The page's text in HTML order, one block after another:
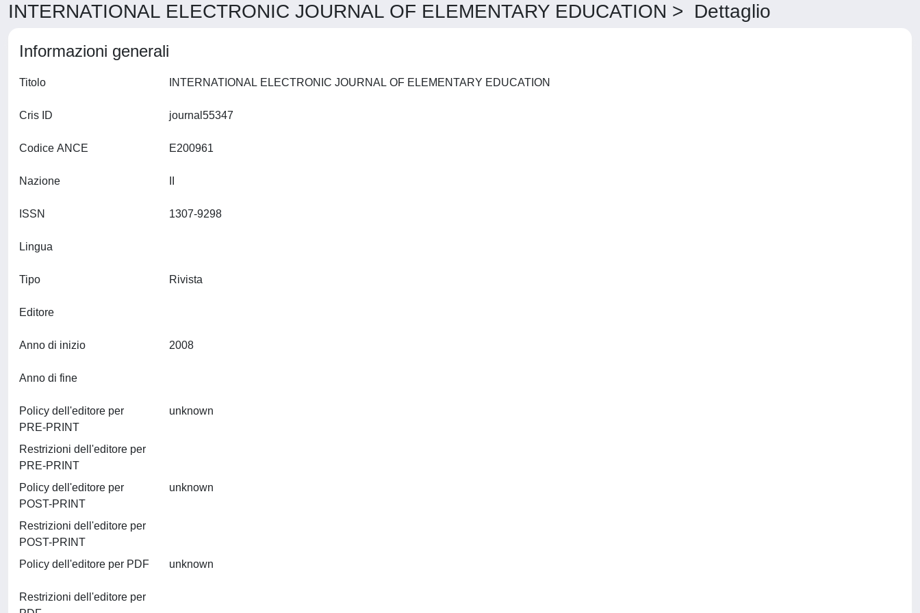
INTERNATIONAL ELECTRONIC JOURNAL OF ELEMENTARY EDUCATION > Dettaglio
Informazioni generali
Titolo
Cris ID
Codice ANCE
Nazione
ISSN
Lingua
Tipo Rivista
Editore
Anno di inizio
Anno di fine
Policy dell'editore per
PRE-PRINT
Restrizioni dell'editore per
PRE-PRINT
Policy dell'editore per
POST-PRINT
Restrizioni dell'editore per
POST-PRINT
Policy dell'editore per PDF
Restrizioni dell'editore per